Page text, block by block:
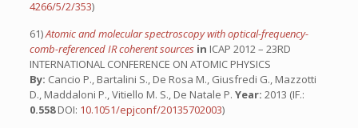
4266/5/2/353)
61)Atomic and molecular spectroscopy with optical-frequency-
comb-referenced IR coherent sources in ICAP 2012 – 23RD
INTERNATIONAL CONFERENCE ON ATOMIC PHYSICS
By: Cancio P., Bartalini S., De Rosa M., Giusfredi G., Mazzotti
D., Maddaloni P., Vitiello M. S., De Natale P. Year: 2013 (IF.:
0.558DOI: 10.1051/epjconf/20135702003)